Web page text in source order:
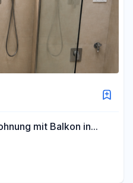
mit Balkon in